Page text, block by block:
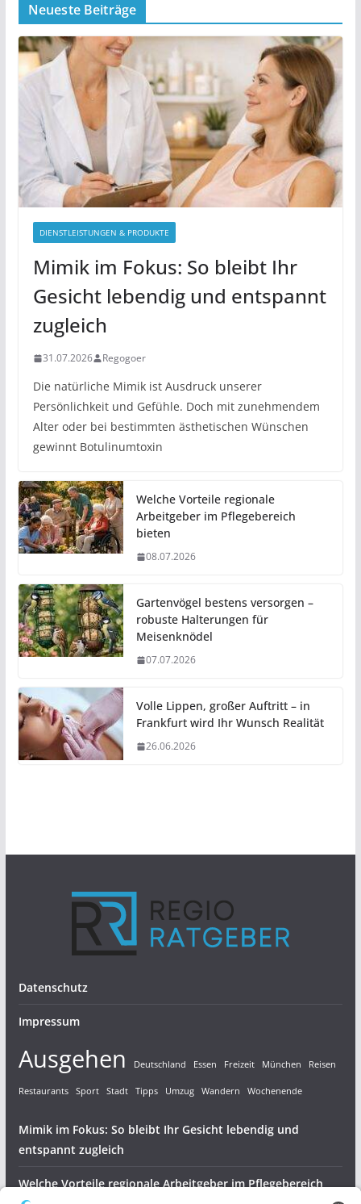
Neueste Beiträge
DIENSTLEISTUNGEN & PRODUKTE
Mimik im Fokus: So bleibt Ihr
Gesicht lebendig und entspannt
zugleich
31.07.2026 Regogoer
Die natürliche Mimik ist Ausdruck unserer
Persönlichkeit und Gefühle. Doch mit zunehmendem
Alter oder bei bestimmten ästhetischen Wünschen
gewinnt Botulinumtoxin
Welche Vorteile regionale
Arbeitgeber im Pflegebereich
bieten
08.07.2026
Gartenvögel bestens versorgen –
robuste Halterungen für
Meisenknödel
07.07.2026
Volle Lippen, großer Auftritt – in
Frankfurt wird Ihr Wunsch Realität
26.06.2026
Datenschutz
Impressum
Ausgehen Deutschland Essen Freizeit München Reisen
Restaurants Sport Stadt Tipps Umzug Wandern Wochenende
Mimik im Fokus: So bleibt Ihr Gesicht lebendig und
entspannt zugleich
Welche Vorteile regionale Arbeitgeber im Pflegebereich